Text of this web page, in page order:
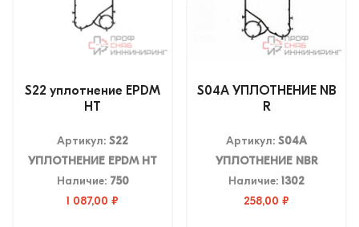
S22 уплотнение EPDM
HT
Артикул: S22
УПЛОТНЕНИЕ EPDM HT
Наличие: 750
1 087,00 ₽
S04А УПЛОТНЕНИЕ NB
R
Артикул: S04А
УПЛОТНЕНИЕ NBR
Наличие: 1302
258,00 ₽